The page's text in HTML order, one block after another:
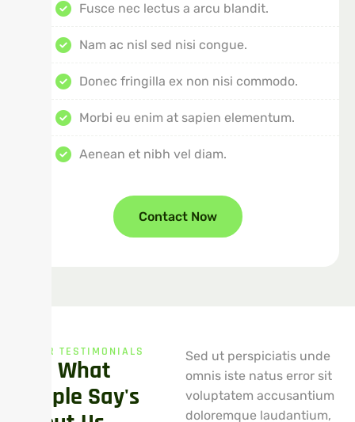
Fusce nec lectus a arcu blandit.
Nam ac nisl sed nisi congue.
Donec fringilla ex non nisi commodo.
Morbi eu enim at sapien elementum.
Aenean et nibh vel diam.
Contact Now
OUR TESTIMONIALS
See What
People Say's
Sed ut perspiciatis unde
omnis iste natus error sit
voluptatem accusantium
doloremque laudantium,